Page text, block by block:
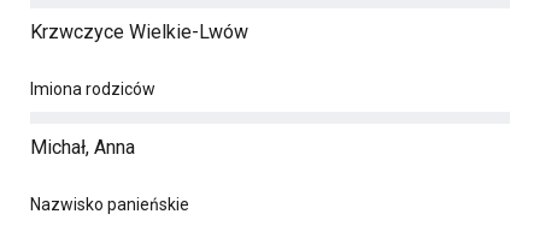
Krzwczyce Wielkie-Lwów
Imiona rodziców
Michał, Anna
Nazwisko panieńskie